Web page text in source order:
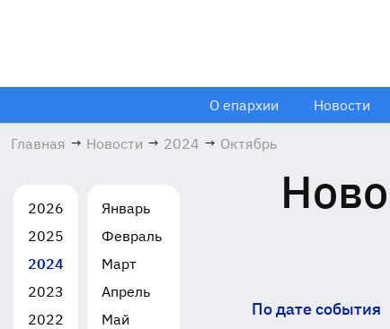
О епархии Новости
Главная → Новости → 2024 → Октябрь
2026
2025
2024
2023
2022
Январь
Февраль
Март
Апрель
Май
По дате события